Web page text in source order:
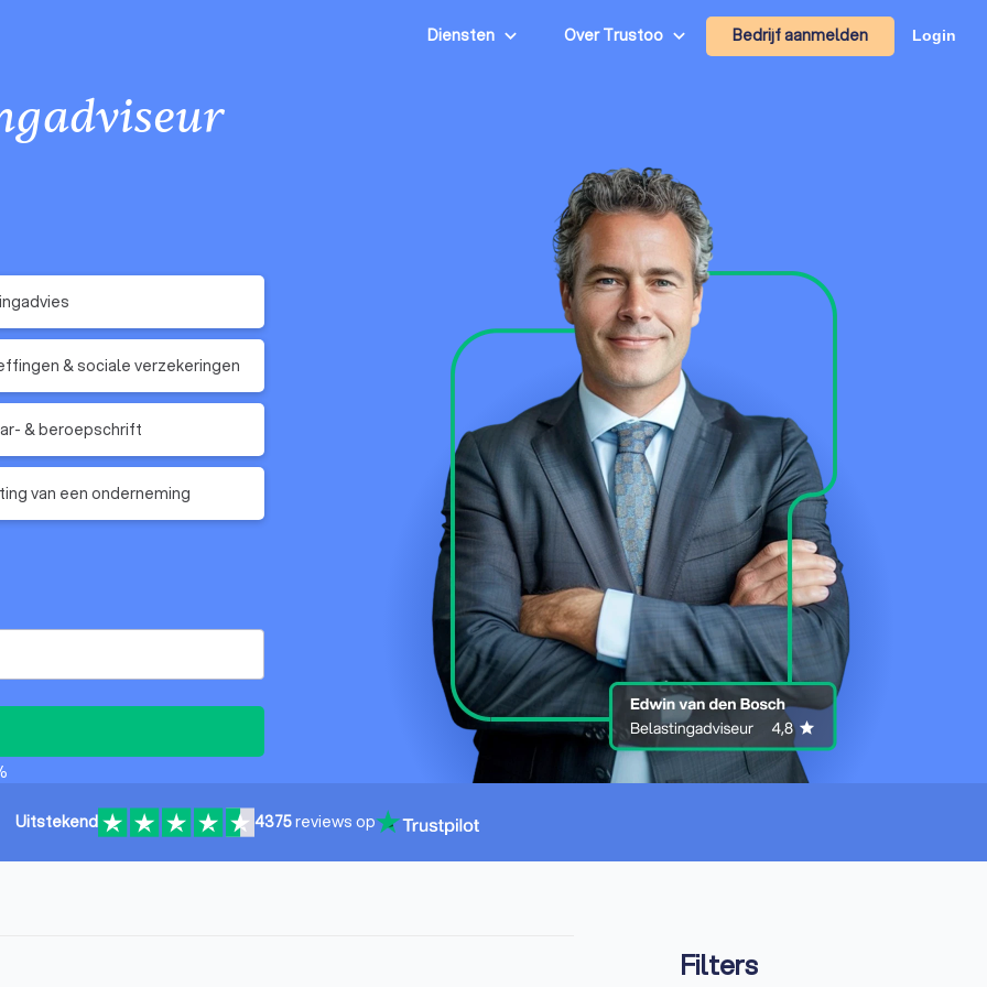
Diensten Over Trustoo Bedrijf aanmelden Login
& sociale verzekeringen
& beroepschrift
van een onderneming
Uitstekend 4375reviews op
Filters